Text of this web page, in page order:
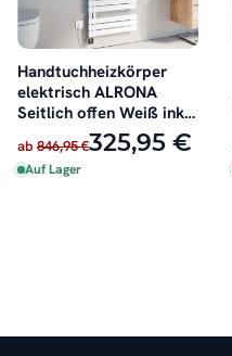
Handtuchheizkörper
elektrisch ALRONA
Seitlich offen Weiß inkl.
ab 846,95 €325,95 €
Auf Lager